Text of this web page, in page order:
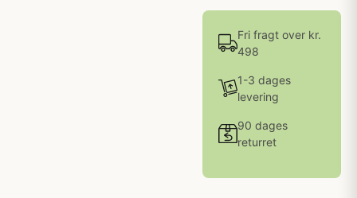
Fri fragt over kr.
498
1-3 dages
levering
90 dages
returret